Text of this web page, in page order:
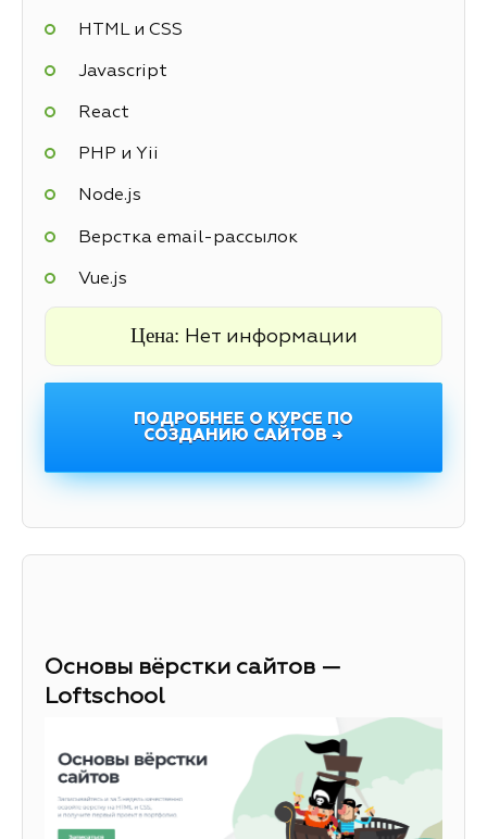
HTML и CSS
Javascript
React
PHP и Yii
Node.js
Верстка email-рассылок
Vue.js
Цена: Нет информации
ПОДРОБНЕЕ О КУРСЕ ПО
СОЗДАНИЮ САЙТОВ →
Основы вёрстки сайтов —
Loftschool